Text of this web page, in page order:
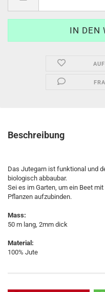
Beschreibung
Das Jutegarn ist funktional und
biologisch abbaubar.
Sei es im Garten, um ein Beet
Pflanzen aufzubinden.
Mass:
50 m lang, 2mm dick
Material:
100% Jute